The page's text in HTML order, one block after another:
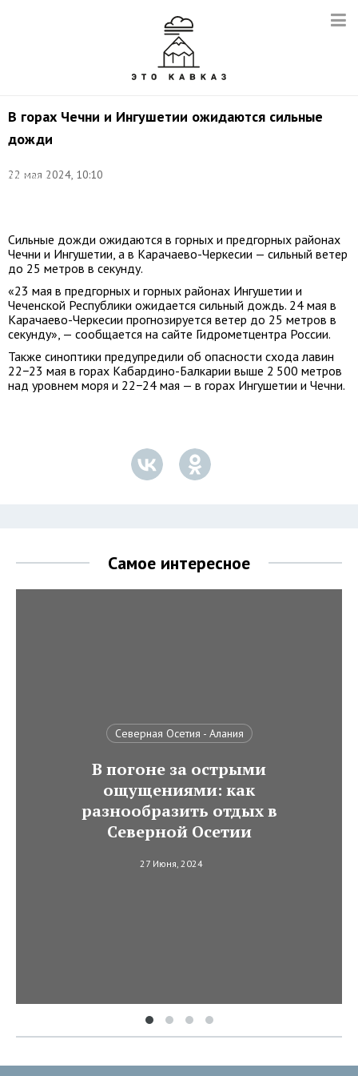
В горах Чечни и Ингушетии ожидаются сильные
дожди
22 мая 2024, 10:10
Владимир
Сильные дожди ожидаются в горных и предгорных районах
Чечни и Ингушетии, а в Карачаево-Черкесии — сильный ветер
до 25 метров в секунду.
«23 мая в предгорных и горных районах Ингушетии и
Чеченской Республики ожидается сильный дождь. 24 мая в
Карачаево-Черкесии прогнозируется ветер до 25 метров в
секунду», — сообщается на сайте Гидрометцентра России.
Также синоптики предупредили об опасности схода лавин
22−23 мая в горах Кабардино-Балкарии выше 2 500 метров
над уровнем моря и 22−24 мая — в горах Ингушетии и Чечни.
Самое интересное
Северная Осетия - Алания
В погоне за острыми
ощущениями: как
разнообразить отдых в
Северной Осетии
27 Июня, 2024